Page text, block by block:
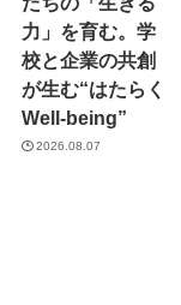
力」を育む。学
校と企業の共創
が生む“はたらく
Well-being”
2026.08.07